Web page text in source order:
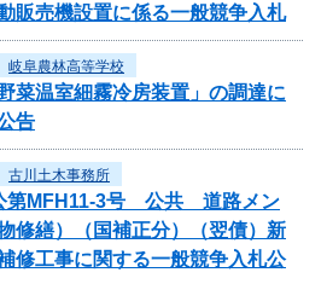
販売機設置に係る一般競争入札
岐阜農林高等学校
菜温室細霧冷房装置」の調達に
告
古川土木事務所
第MFH11-3号 公共 道路メン
修繕）（国補正分）（翌債）新
修工事に関する一般競争入札公